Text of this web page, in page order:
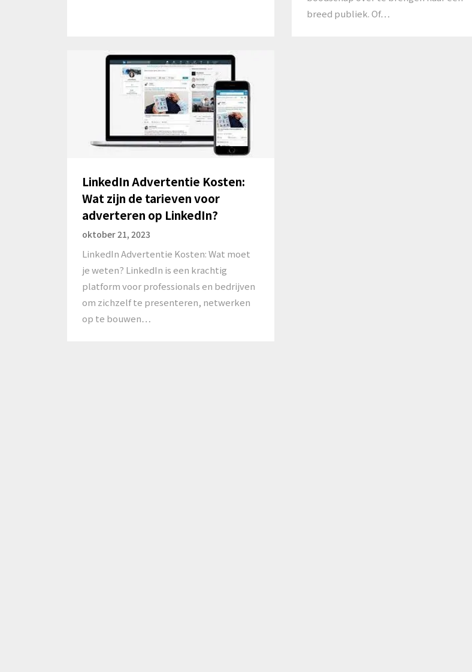
breed publiek. Of…
LinkedIn Advertentie Kosten:
Wat zijn de tarieven voor
adverteren op LinkedIn?
oktober 21, 2023
LinkedIn Advertentie Kosten: Wat moet
je weten? LinkedIn is een krachtig
platform voor professionals en bedrijven
om zichzelf te presenteren, netwerken
op te bouwen…